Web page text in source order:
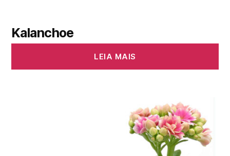
Kalanchoe
LEIA MAIS